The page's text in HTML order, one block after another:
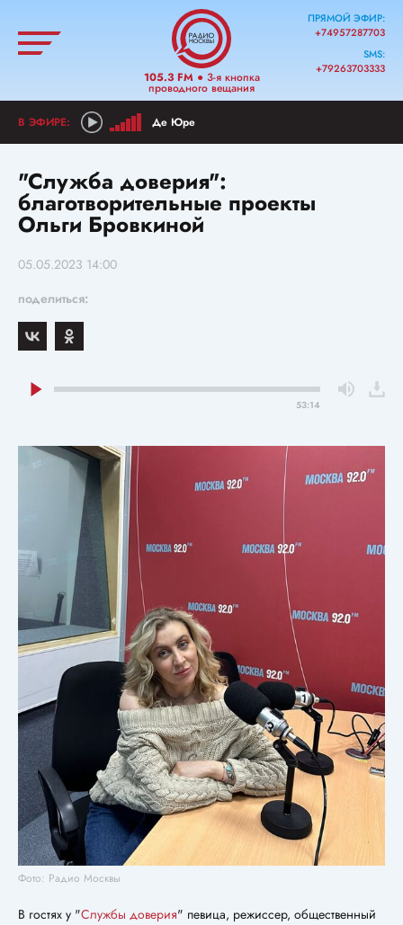
105.3 FM● 3-я кнопка
проводного вещания
ПРЯМОЙ ЭФИР:
+74957287703
SMS:
+79263703333
Де Юре
"Служба доверия":
благотворительные проекты
Ольги Бровкиной
05.05.2023 14:00
поделиться:
53:14
Фото: Радио Москвы
В гостях у "Службы доверия" певица, режиссер, общественный